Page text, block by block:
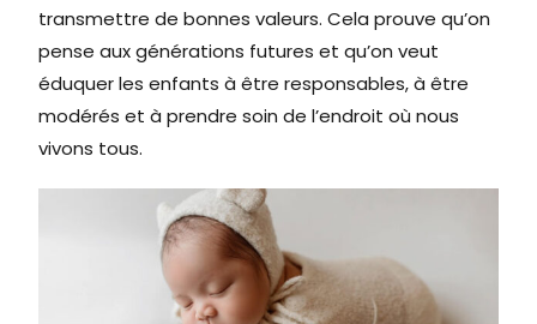
transmettre de bonnes valeurs. Cela prouve qu’on
pense aux générations futures et qu’on veut
éduquer les enfants à être responsables, à être
modérés et à prendre soin de l’endroit où nous
vivons tous.